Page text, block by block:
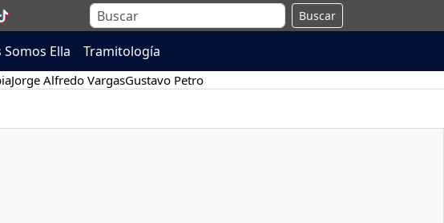
Buscar
Somos Ella Tramitología
Jorge Alfredo VargasGustavo Petro